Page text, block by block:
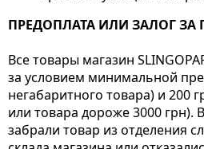
ПРЕДОПЛАТА ИЛИ ЗАЛОГ ЗА
Все товары магазин
за условием минимальной
негабаритного товара) и 200
или товара дороже 3000 грн).
забрали товар из отделения